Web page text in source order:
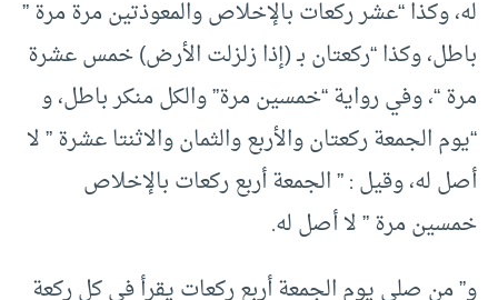
له، وكذا “عشر ركعات بالإخلاص والمعوذتين مرة مرة ”
باطل، وكذا “ركعتان بـ (إذا زلزلت الأرض) خمس عشرة
مرة “، وفي رواية “خمسين مرة” والكل منكر باطل، و
“يوم الجمعة ركعتان والأربع والثمان والاثنتا عشرة ” لا
أصل له، وقيل : ” الجمعة أربع ركعات بالإخلاص
خمسين مرة ” لا أصل له.
و” من صلى يوم الجمعة أربع ركعات يقرأ في كل ركعة